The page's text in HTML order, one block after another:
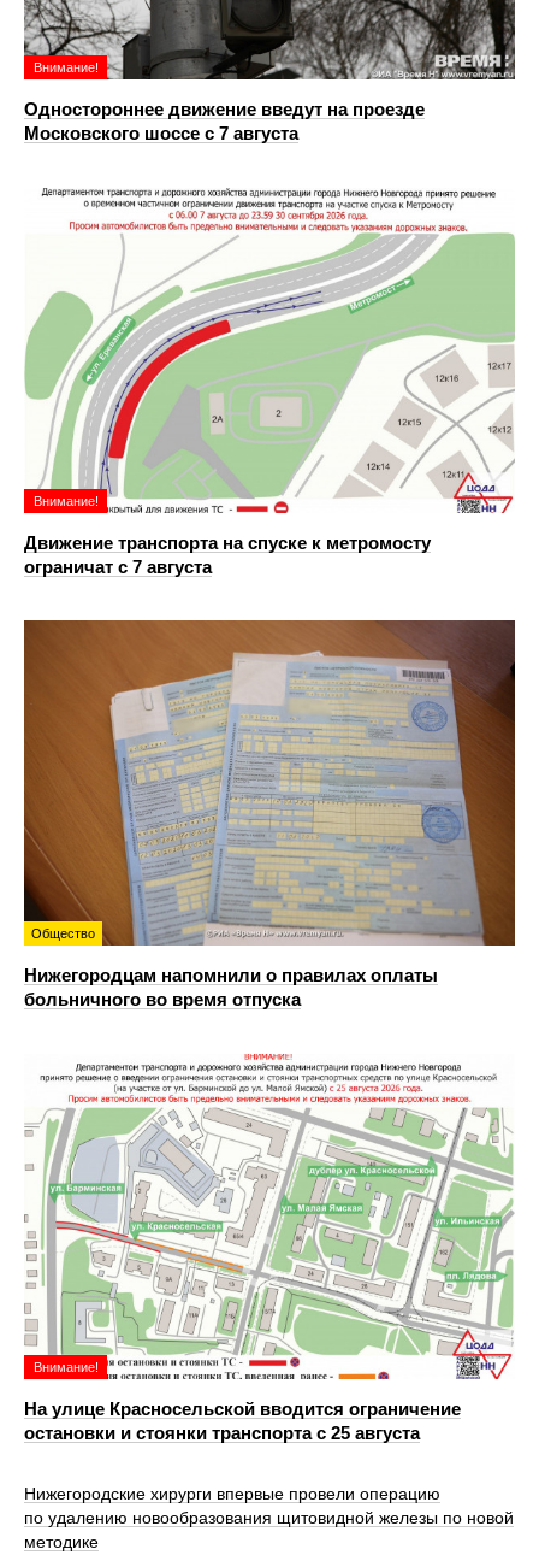
Внимание!
Одностороннее движение введут на проезде
Московского шоссе с 7 августа
Внимание!
Движение транспорта на спуске к метромосту
ограничат с 7 августа
Общество
Нижегородцам напомнили о правилах оплаты
больничного во время отпуска
Внимание!
На улице Красносельской вводится ограничение
остановки и стоянки транспорта с 25 августа
Нижегородские хирурги впервые провели операцию
по удалению новообразования щитовидной железы по новой
методике